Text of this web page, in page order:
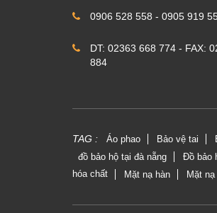
0906 528 558 - 0905 919
DT: 02363 668 774 - FAX:
884
TAG : Áo phao Bảo vệ tai
đồ bảo hộ tại đà nẵng
Đồ bảo
hóa chất Mặt nạ hàn Mặt nạ